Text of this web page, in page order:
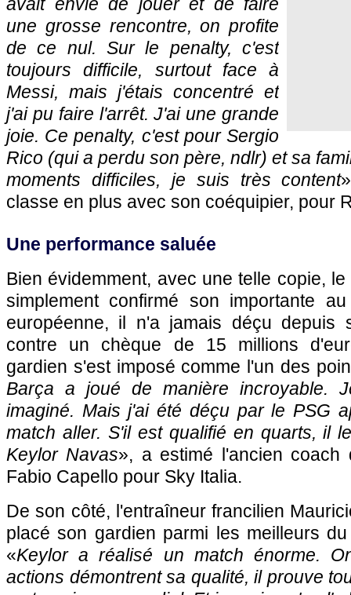
une grosse rencontre, on profite
de ce nul. Sur le penalty, c'est
toujours difficile, surtout face à
Messi, mais j'étais concentré et
j'ai pu faire l'arrêt. J'ai une grande
joie. Ce penalty, c'est pour Sergio
Rico (qui a perdu son père, ndlr) et sa
moments difficiles, je suis très content
classe en plus avec son coéquipier, pour
Une performance saluée
Bien évidemment, avec une telle copie,
simplement confirmé son importante
européenne, il n'a jamais déçu depuis
contre un chèque de 15 millions
gardien s'est imposé comme l'un des
Barça a joué de manière incroyable.
imaginé. Mais j'ai été déçu par le PSG
match aller. S'il est qualifié en quarts, il
Keylor Navas», a estimé l'ancien coach
Fabio Capello pour Sky Italia.
De son côté, l'entraîneur francilien
placé son gardien parmi les meilleurs
«Keylor a réalisé un match énorme.
actions démontrent sa qualité, il prouve